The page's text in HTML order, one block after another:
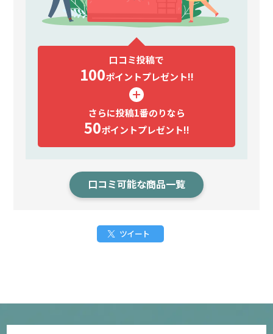
口コミ投稿で
100ポイントプレゼント!!
さらに投稿1番のりなら
50ポイントプレゼント!!
口コミ可能な商品一覧
ツイート